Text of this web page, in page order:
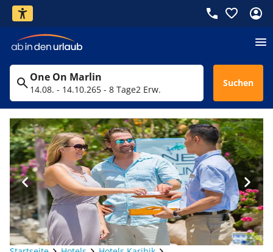
One On Marlin
14.08. - 14.10.265 - 8 Tage2 Erw.
Suchen